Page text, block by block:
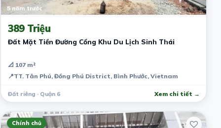
5 năm trước
389 Triệu
Đất Mặt Tiền Đường Cổng Khu Du Lịch Sinh Thái
📐 107 m²
📍TT. Tân Phú, Đồng Phú District, Bình Phước, Vietnam
Đất riêng · Quận 6 Xem chi tiết →
Chính chủ